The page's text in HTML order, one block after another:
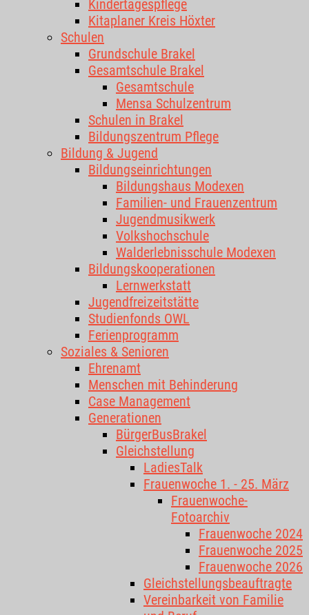
Kindertagespflege
Kitaplaner Kreis Höxter
Schulen
Grundschule Brakel
Gesamtschule Brakel
Gesamtschule
Mensa Schulzentrum
Schulen in Brakel
Bildungszentrum Pflege
Bildung & Jugend
Bildungseinrichtungen
Bildungshaus Modexen
Familien- und Frauenzentrum
Jugendmusikwerk
Volkshochschule
Walderlebnisschule Modexen
Bildungskooperationen
Lernwerkstatt
Jugendfreizeitstätte
Studienfonds OWL
Ferienprogramm
Soziales & Senioren
Ehrenamt
Menschen mit Behinderung
Case Management
Generationen
BürgerBusBrakel
Gleichstellung
LadiesTalk
Frauenwoche 1. - 25. März
Frauenwoche-
Fotoarchiv
Frauenwoche 2024
Frauenwoche 2025
Frauenwoche 2026
Gleichstellungsbeauftragte
Vereinbarkeit von Familie